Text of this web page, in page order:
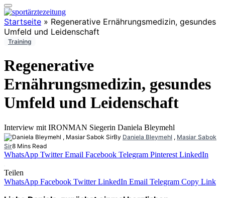
Startseite » Regenerative Ernährungsmedizin, gesundes
Umfeld und Leidenschaft
Training
Regenerative
Ernährungsmedizin, gesundes
Umfeld und Leidenschaft
Interview mit IRONMAN Siegerin Daniela Bleymehl
By Daniela Bleymehl , Masiar Sabok
Sir8 Mins Read
WhatsApp Twitter Email Facebook Telegram Pinterest LinkedIn
Teilen
WhatsApp Facebook Twitter LinkedIn Email Telegram Copy Link